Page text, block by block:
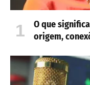
O que
origem,